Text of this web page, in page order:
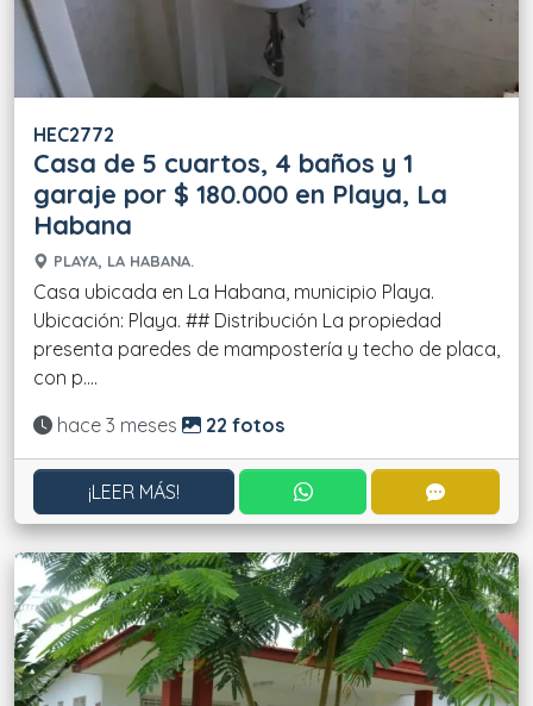
HEC2772
Casa de 5 cuartos, 4 baños y 1
garaje por $ 180.000 en Playa, La
Habana
PLAYA, LA HABANA.
Casa ubicada en La Habana, municipio Playa.
Ubicación: Playa. ## Distribución La propiedad
presenta paredes de mampostería y techo de placa,
con p....
Actualizado:
hace 3 meses 22 fotos
¡LEER MÁS! CONTACTAR POR